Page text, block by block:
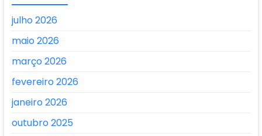
julho 2026
maio 2026
março 2026
fevereiro 2026
janeiro 2026
outubro 2025